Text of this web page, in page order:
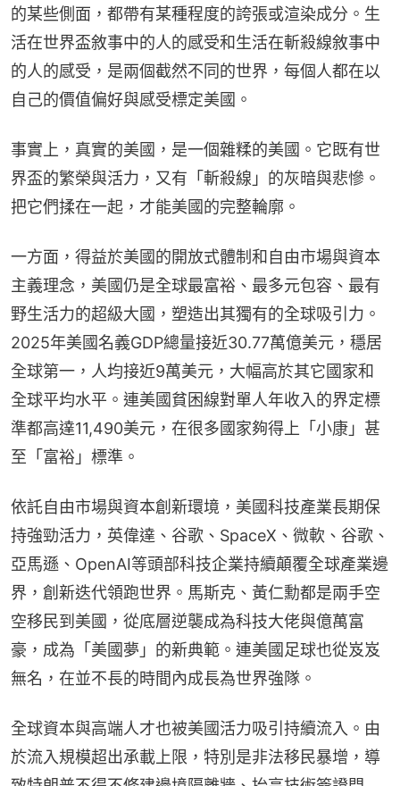
的某些側面，都帶有某種程度的誇張或渲染成分。生
活在世界盃敘事中的人的感受和生活在斬殺線敘事中
的人的感受，是兩個截然不同的世界，每個人都在以
自己的價值偏好與感受標定美國。
事實上，真實的美國，是一個雜糅的美國。它既有世
界盃的繁榮與活力，又有「斬殺線」的灰暗與悲慘。
把它們揉在一起，才能美國的完整輪廓。
一方面，得益於美國的開放式體制和自由市場與資本
主義理念，美國仍是全球最富裕、最多元包容、最有
野生活力的超級大國，塑造出其獨有的全球吸引力。
2025年美國名義GDP總量接近30.77萬億美元，穩居
全球第一，人均接近9萬美元，大幅高於其它國家和
全球平均水平。連美國貧困線對單人年收入的界定標
準都高達11,490美元，在很多國家夠得上「小康」甚
至「富裕」標準。
依託自由市場與資本創新環境，美國科技產業長期保
持強勁活力，英偉達、谷歌、SpaceX、微軟、谷歌、
亞馬遜、OpenAI等頭部科技企業持續顛覆全球產業邊
界，創新迭代領跑世界。馬斯克、黃仁勳都是兩手空
空移民到美國，從底層逆襲成為科技大佬與億萬富
豪，成為「美國夢」的新典範。連美國足球也從岌岌
無名，在並不長的時間內成長為世界強隊。
全球資本與高端人才也被美國活力吸引持續流入。由
於流入規模超出承載上限，特別是非法移民暴增，導